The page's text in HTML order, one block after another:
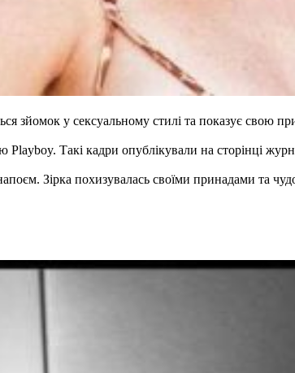
зйомок у сексуальному стилі та показує свою
Такі кадри опублікували на сторінці
Зірка похизувалась своїми принадами та